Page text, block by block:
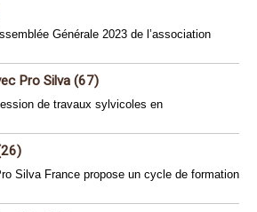
Générale 2023 de l’association
Pro Silva (67)
de travaux sylvicoles en
Silva France propose un cycle de formation